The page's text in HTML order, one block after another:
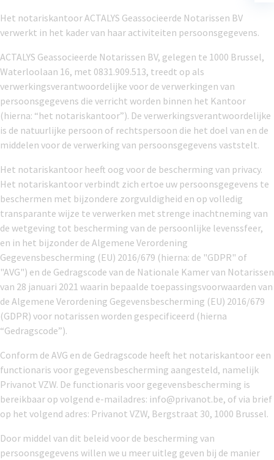
Het notariskantoor ACTALYS Geassocieerde Notarissen BV
verwerkt in het kader van haar activiteiten persoonsgegevens.
ACTALYS Geassocieerde Notarissen BV, gelegen te 1000 Brussel,
Waterloolaan 16, met 0831.909.513, treedt op als
verwerkingsverantwoordelijke voor de verwerkingen van
persoonsgegevens die verricht worden binnen het Kantoor
(hierna: “het notariskantoor”). De verwerkingsverantwoordelijke
is de natuurlijke persoon of rechtspersoon die het doel van en de
middelen voor de verwerking van persoonsgegevens vaststelt.
Het notariskantoor heeft oog voor de bescherming van privacy.
Het notariskantoor verbindt zich ertoe uw persoonsgegevens te
beschermen met bijzondere zorgvuldigheid en op volledig
transparante wijze te verwerken met strenge inachtneming van
de wetgeving tot bescherming van de persoonlijke levenssfeer,
en in het bijzonder de Algemene Verordening
Gegevensbescherming (EU) 2016/679 (hierna: de "GDPR" of
"AVG") en de Gedragscode van de Nationale Kamer van Notarissen
van 28 januari 2021 waarin bepaalde toepassingsvoorwaarden van
de Algemene Verordening Gegevensbescherming (EU) 2016/679
(GDPR) voor notarissen worden gespecificeerd (hierna
“Gedragscode”).
Conform de AVG en de Gedragscode heeft het notariskantoor een
functionaris voor gegevensbescherming aangesteld, namelijk
Privanot VZW. De functionaris voor gegevensbescherming is
bereikbaar op volgend e-mailadres: info@privanot.be, of via brief
op het volgend adres: Privanot VZW, Bergstraat 30, 1000 Brussel.
Door middel van dit beleid voor de bescherming van
persoonsgegevens willen we u meer uitleg geven bij de manier